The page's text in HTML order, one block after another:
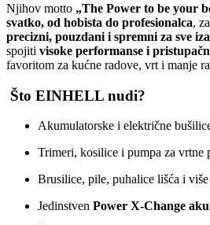
Njihov motto „The Power to be your
svatko, od hobista do profesionalca,
precizni, pouzdani i spremni za sve
spojiti visoke performanse i
favoritom za kućne radove, vrt i manje
Što EINHELL nudi?
Akumulatorske i električne
Trimeri, kosilice i pumpa za vrtne
Brusilice, pile, puhalice lišća i više
Jedinstven Power X‑Change